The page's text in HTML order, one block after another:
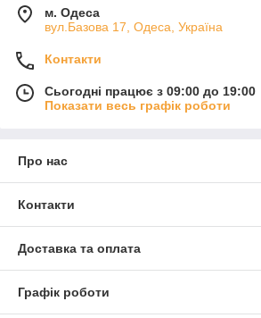
м. Одеса
вул.Базова 17, Одеса, Україна
Контакти
Сьогодні працює з 09:00 до 19:00
Показати весь графік роботи
Про нас
Контакти
Доставка та оплата
Графік роботи